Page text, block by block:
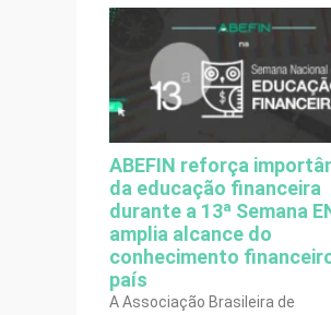
ABEFIN reforça
da educação financeira
durante a 13ª Semana
amplia alcance do
conhecimento
país
A Associação Brasileira de